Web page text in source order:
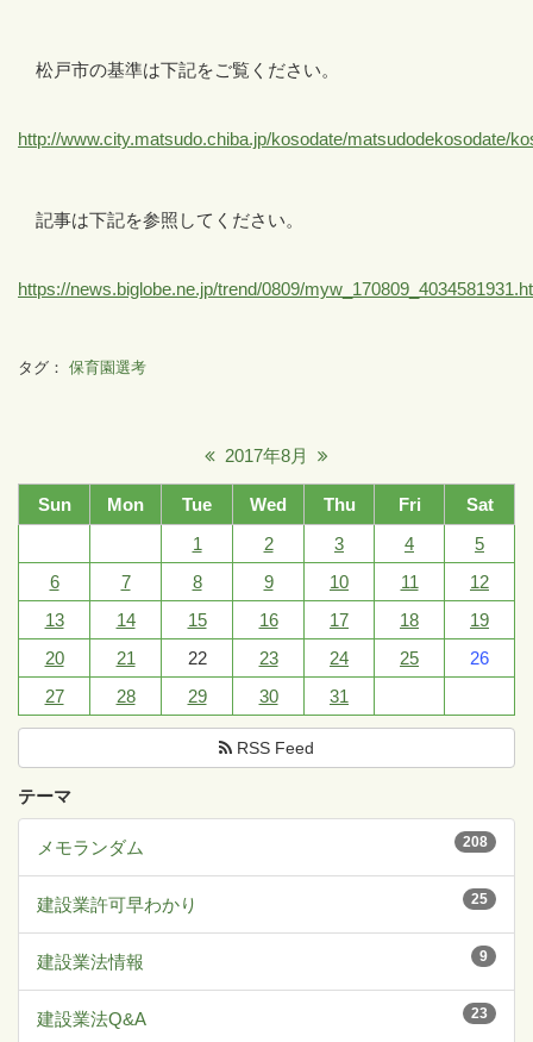
2017年8月
Sun Mon Tue Wed Thu Fri
Sat
1
2 3 4
5
6
7 8 9 10 11
12
13
14 15 16 17 18
19
20
21 22 23 24 25
26
27
28 29 30 31
RSS Feed
テーマ
208
メモランダム
25
建設業許可早わかり
9
建設業法情報
23
建設業法Q&A
松戸市の基準は下記をご覧ください。
http://www.city.matsudo.chiba.jp/kosodate/matsudodekosodate/
記事は下記を参照してください。
https://news.biglobe.ne.jp/trend/0809/
タグ： 保育園選考